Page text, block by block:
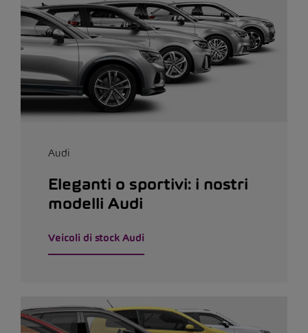
Audi
Eleganti o sportivi: i nostri
modelli Audi
Veicoli di stock Audi